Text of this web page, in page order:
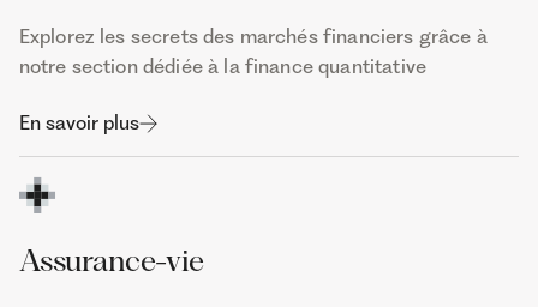
Explorez les secrets des marchés financiers grâce à
notre section dédiée à la finance quantitative
En savoir plus
Assurance-vie